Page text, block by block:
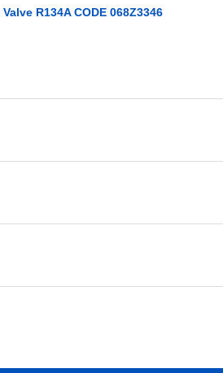
R134A CODE 068Z3346